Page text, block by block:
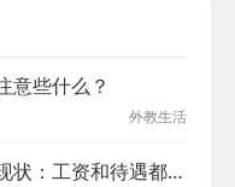
意些什么？
外教生活
中国外籍教师薪资现状：工资和待遇都非常高